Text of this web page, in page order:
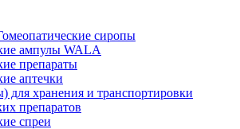
сиропы
ампулы WALA
препараты
аптечки
для хранения и транспортировки
препаратов
спреи